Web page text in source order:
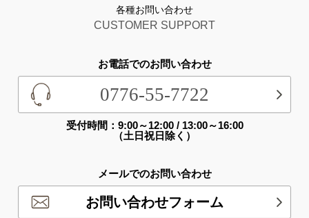
各種お問い合わせ
CUSTOMER SUPPORT
お電話でのお問い合わせ
0776-55-7722
受付時間：9:00～12:00 / 13:00～16:00
（土日祝日除く）
メールでのお問い合わせ
お問い合わせフォーム